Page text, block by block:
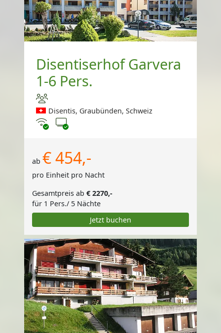
Disentiserhof Garvera
1-6 Pers.
Disentis, Graubünden, Schweiz
Internet
TV
ab € 454,-
pro Einheit pro Nacht
Gesamtpreis ab € 2270,-
für 1 Pers./ 5 Nächte
Jetzt buchen